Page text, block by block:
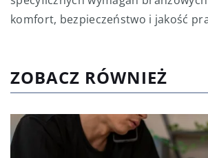
komfort, bezpieczeństwo i jakość
ZOBACZ RÓWNIEŻ